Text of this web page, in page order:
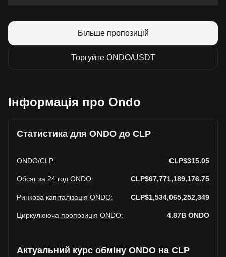
Більше пропозицій
Торгуйте ONDO/USDT
Інформація про Ondo
Статистика для ONDO до CLP
ONDO/CLP: CLP$315.05
Обсяг за 24 год ONDO: CLP$67,771,189,176.75
Ринкова капіталізація ONDO: CLP$1,534,065,252,349
Циркулююча пропозиція ONDO: 4.87B ONDO
Актуальний курс обміну ONDO на CLP